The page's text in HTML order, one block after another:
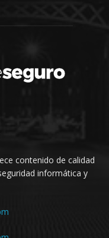
contenido de calidad
informática y